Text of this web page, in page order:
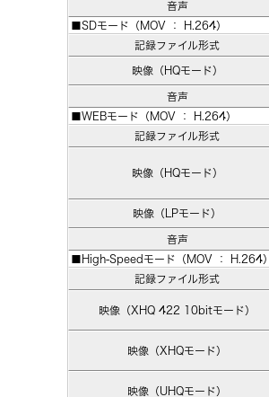
音声
■SDモード（MOV ： H.264）
記録ファイル形式
映像（HQモード）
音声
■WEBモード（MOV ： H.264）
記録ファイル形式
映像（HQモード）
映像（LPモード）
音声
■High-Speedモード（MOV ： H.264）
記録ファイル形式
映像（XHQ 422 10bitモード）
映像（XHQモード）
映像（UHQモード）